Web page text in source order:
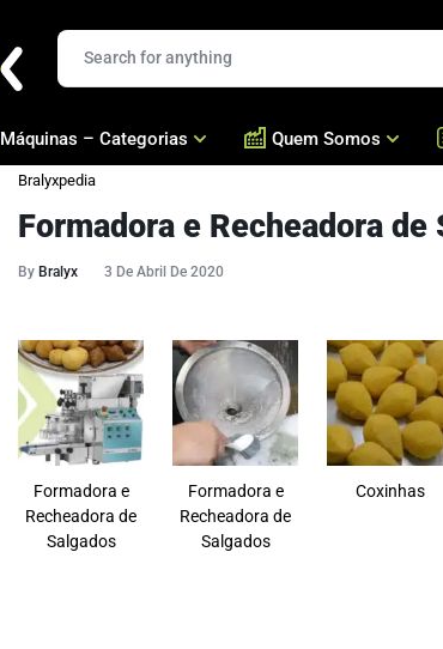
Máquinas – Categorias
Salgados, Coxinhas e Doces
Quem Somos
Nossas Máquinas
Nossa Produção
Quem Somos
Bralyxpedia
Formadora e Recheadora de
By Bralyx 3 De Abril De 2020
Formadora e
Recheadora de
Salgados
Formadora e
Recheadora de
Salgados
Coxinhas